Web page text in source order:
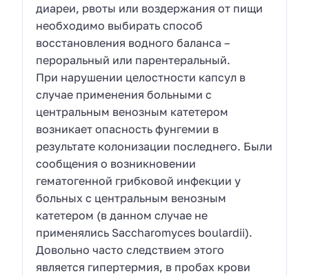
диареи, рвоты или воздержания от пищи
необходимо выбирать способ
восстановления водного баланса –
пероральный или парентеральный.
При нарушении целостности капсул в
случае применения больными с
центральным венозным катетером
возникает опасность фунгемии в
результате колонизации последнего. Были
сообщения о возникновении
гематогенной грибковой инфекции у
больных с центральным венозным
катетером (в данном случае не
применялись Saccharomyces boulardii).
Довольно часто следствием этого
является гипертермия, в пробах крови